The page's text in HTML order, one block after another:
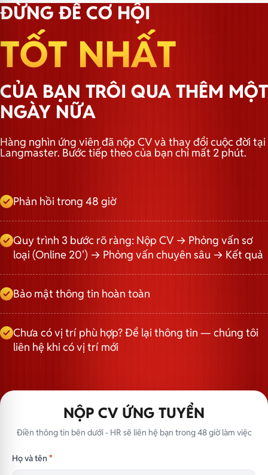
ĐỪNG ĐỂ CƠ HỘI
TỐT NHẤT
CỦA BẠN TRÔI QUA THÊM MỘT
NGÀY NỮA
Hàng nghìn ứng viên đã nộp CV và thay đổi cuộc đời tại
Langmaster. Bước tiếp theo của bạn chỉ mất 2 phút.
Phản hồi trong 48 giờ
Quy trình 3 bước rõ ràng: Nộp CV → Phỏng vấn sơ
loại (Online 20') → Phỏng vấn chuyên sâu → Kết quả
Bảo mật thông tin hoàn toàn
Chưa có vị trí phù hợp? Để lại thông tin — chúng tôi
liên hệ khi có vị trí mới
NỘP CV ỨNG TUYỂN
Điền thông tin bên dưới - HR sẽ liên hệ bạn trong 48 giờ làm việc
Họ và tên *